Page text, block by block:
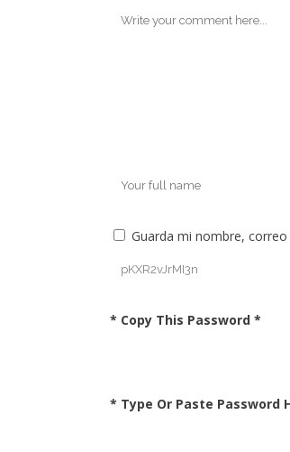
Guarda mi nombre,
* Copy This Password *
* Type Or Paste Password